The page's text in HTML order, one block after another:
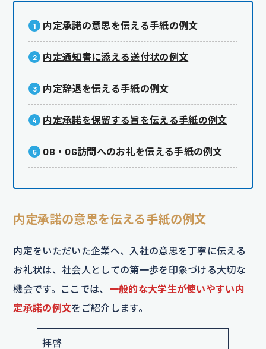
内定承諾の意思を伝える手紙の例文
内定通知書に添える送付状の例文
内定辞退を伝える手紙の例文
内定承諾を保留する旨を伝える手紙の例文
OB・OG訪問へのお礼を伝える手紙の例文
内定承諾の意思を伝える手紙の例文
内定をいただいた企業へ、入社の意思を丁寧に伝える
お礼状は、社会人としての第一歩を印象づける大切な
機会です。ここでは、 一般的な大学生が使いやすい内
定承諾の例文をご紹介します。
拝啓